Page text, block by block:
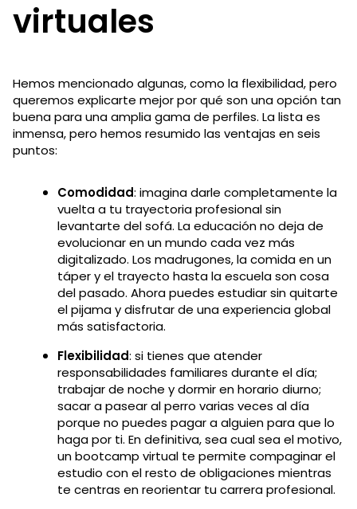
virtuales
Hemos mencionado algunas, como la flexibilidad, pero
queremos explicarte mejor por qué son una opción tan
buena para una amplia gama de perfiles. La lista es
inmensa, pero hemos resumido las ventajas en seis
puntos:
Comodidad: imagina darle completamente la
vuelta a tu trayectoria profesional sin
levantarte del sofá. La educación no deja de
evolucionar en un mundo cada vez más
digitalizado. Los madrugones, la comida en un
táper y el trayecto hasta la escuela son cosa
del pasado. Ahora puedes estudiar sin quitarte
el pijama y disfrutar de una experiencia global
más satisfactoria.
Flexibilidad: si tienes que atender
responsabilidades familiares durante el día;
trabajar de noche y dormir en horario diurno;
sacar a pasear al perro varias veces al día
porque no puedes pagar a alguien para que lo
haga por ti. En definitiva, sea cual sea el motivo,
un bootcamp virtual te permite compaginar el
estudio con el resto de obligaciones mientras
te centras en reorientar tu carrera profesional.